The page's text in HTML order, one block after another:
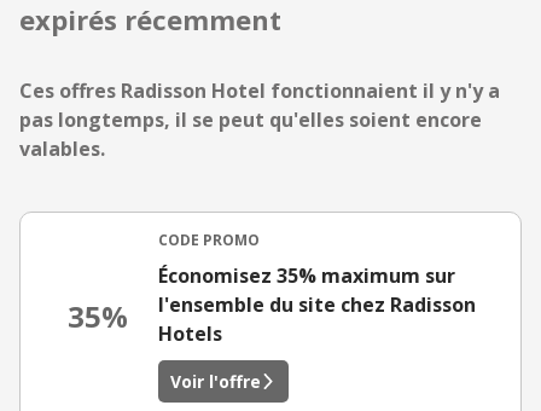
expirés récemment
Ces offres Radisson Hotel fonctionnaient il y n'y a
pas longtemps, il se peut qu'elles soient encore
valables.
35%
CODE PROMO
Économisez 35% maximum sur
l'ensemble du site chez Radisson
Hotels
Voir l'offre